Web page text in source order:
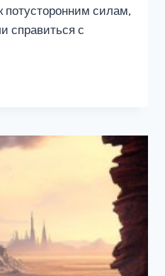
потусторонним силам,
справиться с